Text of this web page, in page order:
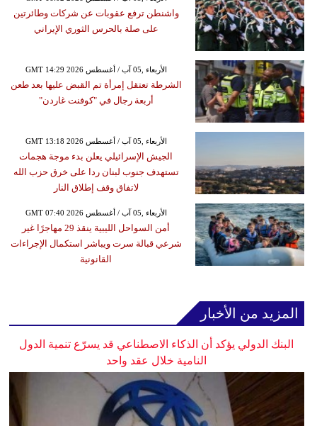
واشنطن ترفع عقوبات عن شركات وطائرتين
على صلة بالحرس الثوري الإيراني
GMT 14:29 2026 الأربعاء ,05 آب / أغسطس
الشرطة تعتقل إمرأة تم القبض عليها بعد طعن
أربعة رجال في "كوفنت غاردن"
GMT 13:18 2026 الأربعاء ,05 آب / أغسطس
الجيش الإسرائيلي يعلن بدء موجة هجمات
تستهدف جنوب لبنان ردا على خرق حزب الله
لاتفاق وقف إطلاق النار
GMT 07:40 2026 الأربعاء ,05 آب / أغسطس
أمن السواحل الليبية ينقذ 29 مهاجرًا غير
شرعي قبالة سرت ويباشر استكمال الإجراءات
القانونية
المزيد من الأخبار
البنك الدولي يؤكد أن الذكاء الاصطناعي قد يسرّع تنمية الدول
النامية خلال عقد واحد